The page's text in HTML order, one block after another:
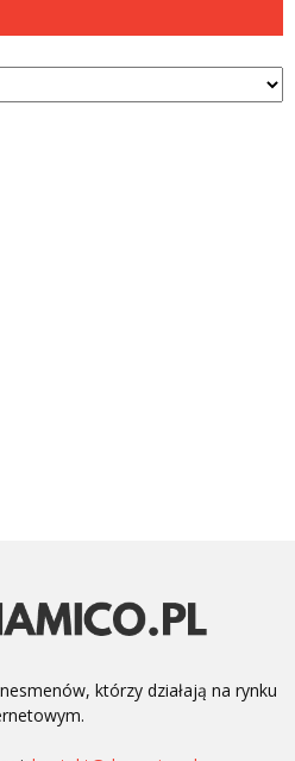
którzy działają na rynku